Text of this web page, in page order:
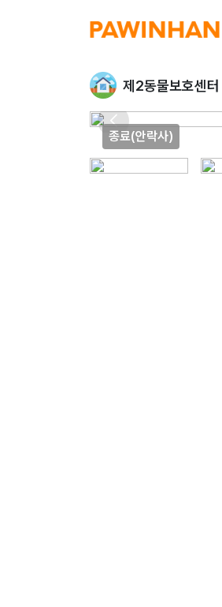
제2동물보호센터
종료(안락사)